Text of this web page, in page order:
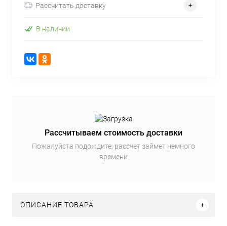
Рассчитать доставку
В наличии
Рассчитываем стоимость доставки
Пожалуйста подождите, рассчет займет немного
времени
ОПИСАНИЕ ТОВАРА